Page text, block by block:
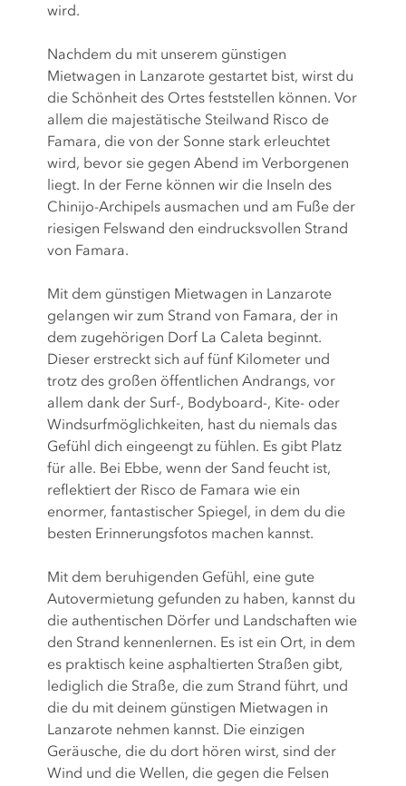
wird.
Nachdem du mit unserem günstigen
Mietwagen in Lanzarote gestartet bist, wirst du
die Schönheit des Ortes feststellen können. Vor
allem die majestätische Steilwand Risco de
Famara, die von der Sonne stark erleuchtet
wird, bevor sie gegen Abend im Verborgenen
liegt. In der Ferne können wir die Inseln des
Chinijo-Archipels ausmachen und am Fuße der
riesigen Felswand den eindrucksvollen Strand
von Famara.
Mit dem günstigen Mietwagen in Lanzarote
gelangen wir zum Strand von Famara, der in
dem zugehörigen Dorf La Caleta beginnt.
Dieser erstreckt sich auf fünf Kilometer und
trotz des großen öffentlichen Andrangs, vor
allem dank der Surf-, Bodyboard-, Kite- oder
Windsurfmöglichkeiten, hast du niemals das
Gefühl dich eingeengt zu fühlen. Es gibt Platz
für alle. Bei Ebbe, wenn der Sand feucht ist,
reflektiert der Risco de Famara wie ein
enormer, fantastischer Spiegel, in dem du die
besten Erinnerungsfotos machen kannst.
Mit dem beruhigenden Gefühl, eine gute
Autovermietung gefunden zu haben, kannst du
die authentischen Dörfer und Landschaften wie
den Strand kennenlernen. Es ist ein Ort, in dem
es praktisch keine asphaltierten Straßen gibt,
lediglich die Straße, die zum Strand führt, und
die du mit deinem günstigen Mietwagen in
Lanzarote nehmen kannst. Die einzigen
Geräusche, die du dort hören wirst, sind der
Wind und die Wellen, die gegen die Felsen